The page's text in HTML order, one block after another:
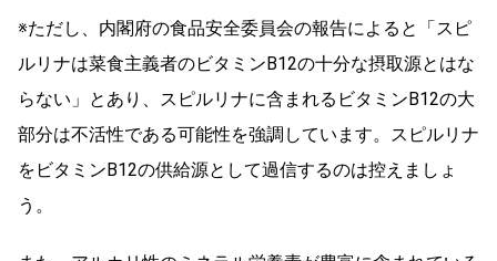
※ただし、内閣府の食品安全委員会の報告によると「スピ
ルリナは菜食主義者のビタミンB12の十分な摂取源とはな
らない」とあり、スピルリナに含まれるビタミンB12の大
部分は不活性である可能性を強調しています。スピルリナ
をビタミンB12の供給源として過信するのは控えましょ
う。